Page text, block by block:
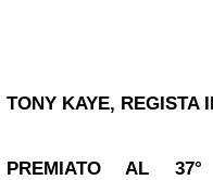
TONY KAYE, REGISTA
PREMIATO AL